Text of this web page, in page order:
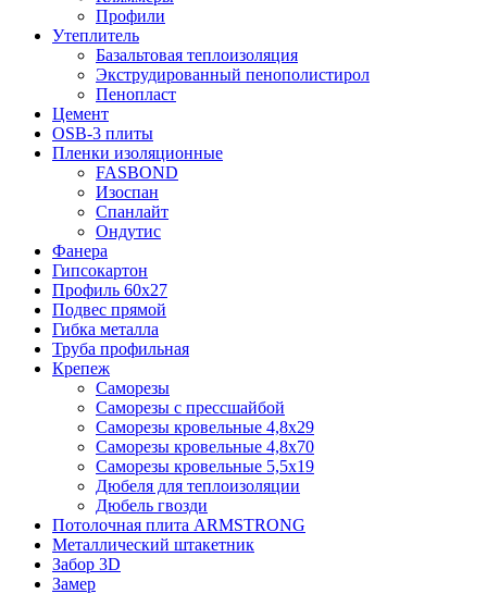
Профили
Утеплитель
Базальтовая теплоизоляция
Экструдированный пенополистирол
Пенопласт
Цемент
OSB-3 плиты
Пленки изоляционные
FASBOND
Изоспан
Спанлайт
Ондутис
Фанера
Гипсокартон
Профиль 60х27
Подвес прямой
Гибка металла
Труба профильная
Крепеж
Саморезы
Саморезы с прессшайбой
Саморезы кровельные 4,8х29
Саморезы кровельные 4,8х70
Саморезы кровельные 5,5х19
Дюбеля для теплоизоляции
Дюбель гвозди
Потолочная плита ARMSTRONG
Металлический штакетник
Забор 3D
Замер